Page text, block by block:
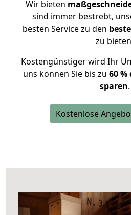
Wir bieten
sind immer bestrebt,
besten Service zu den
zu
Kostengünstiger wird Ihr
uns können Sie bis zu 60
sparen.
Kostenlose